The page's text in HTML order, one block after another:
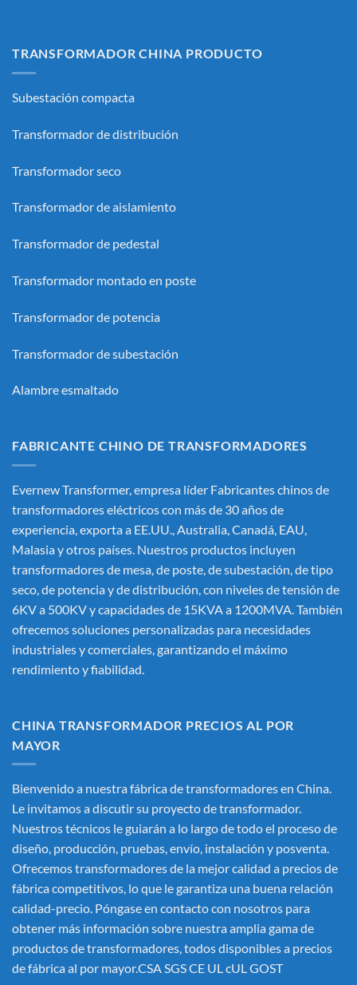
TRANSFORMADOR CHINA PRODUCTO
Subestación compacta
Transformador de distribución
Transformador seco
Transformador de aislamiento
Transformador de pedestal
Transformador montado en poste
Transformador de potencia
Transformador de subestación
Alambre esmaltado
FABRICANTE CHINO DE TRANSFORMADORES
Evernew Transformer, empresa líder Fabricantes chinos de
transformadores eléctricoscon más de 30 años de
experiencia, exporta a EE.UU., Australia, Canadá, EAU,
Malasia y otros países. Nuestros productos incluyen
transformadores de mesa, de poste, de subestación, de tipo
seco, de potencia y de distribución, con niveles de tensión de
6KV a 500KV y capacidades de 15KVA a 1200MVA. También
ofrecemos soluciones personalizadas para necesidades
industriales y comerciales, garantizando el máximo
rendimiento y fiabilidad.
CHINA TRANSFORMADOR PRECIOS AL POR
MAYOR
Bienvenido a nuestra fábrica de transformadores en China.
Le invitamos a discutir su proyecto de transformador.
Nuestros técnicos le guiarán a lo largo de todo el proceso de
diseño, producción, pruebas, envío, instalación y posventa.
Ofrecemos transformadores de la mejor calidad a precios de
fábrica competitivos, lo que le garantiza una buena relación
calidad-precio. Póngase en contacto con nosotros para
obtener más información sobre nuestra amplia gama de
productos de transformadores, todos disponibles a precios
de fábrica al por mayor.CSA SGS CE UL cUL GOST